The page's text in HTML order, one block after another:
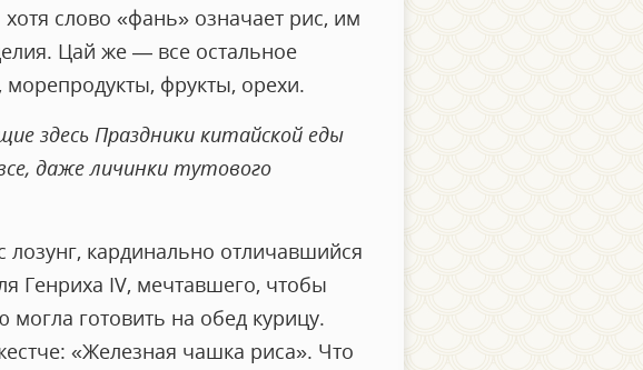
слово «фань» означает рис, им
Цай же — все остальное
фрукты, орехи.
здесь Праздники китайской еды
даже личинки тутового
кардинально отличавшийся
Генриха IV, мечтавшего, чтобы
готовить на обед курицу.
«Железная чашка риса». Что